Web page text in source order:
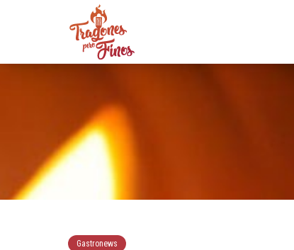
Gastronews